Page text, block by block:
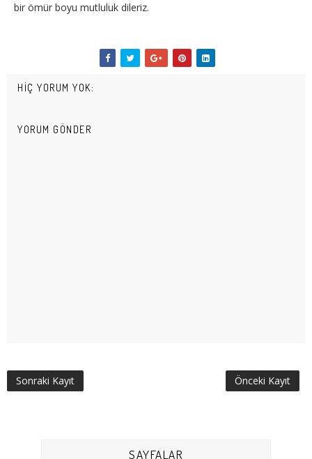
bir ömür boyu mutluluk dileriz.
HIÇ YORUM YOK:
YORUM GÖNDER
Sonraki Kayıt Önceki Kayıt
SAYFALAR